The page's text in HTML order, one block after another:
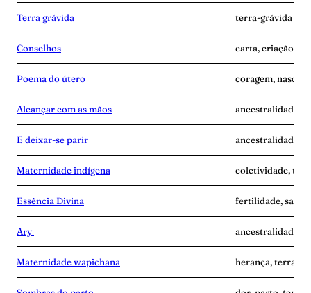
Terra grávida terra-grávida
Conselhos carta, criação,
Poema do útero coragem,
Alcançar com as mãos ancestralidade,
E deixar-se parir ancestralidade,
Maternidade indígena coletividade,
Essência Divina fertilidade,
Ary ancestralidade,
Maternidade wapichana herança, terra-